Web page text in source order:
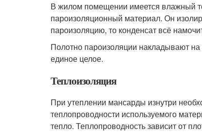
В жилом помещении имеется влажный
пароизоляционный материал. Он
пароизоляцию, то конденсат всё
Полотно пароизоляции накладывают
единое целое.
Теплоизоляция
При утеплении мансарды изнутри
теплопроводности используемого
тепло. Теплопроводность зависит от